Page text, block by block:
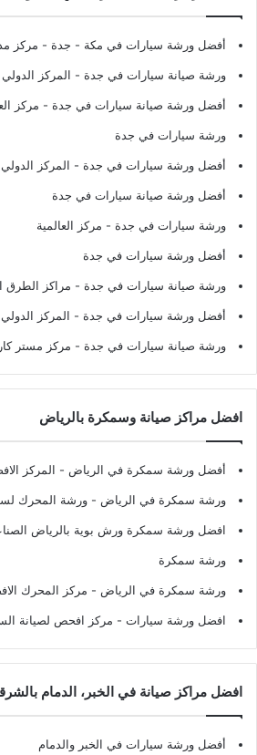
أفضل ورشة سيارات في مكة - جدة - مركز
ورشة صيانة سيارات في جدة - المركز
أفضل ورشة صيانة سيارات في جدة - مركز
ورشة سيارات في جدة
أفضل ورشة سيارات في جدة - المركز الدولي
أفضل ورشة صيانة سيارات في جدة
ورشة سيارات في جدة - مركز العالمية
أفضل ورشة سيارات في جدة
ورشة صيانة سيارات في جدة - مراكز الطرق
أفضل ورشة سيارات في جدة - المركز
ورشة صيانة سيارات في جدة - مركز مستر
افضل مراكز صيانة وسمكرة بالرياض
أفضل ورشة سمكرة في الرياض - المركز
ورشة سمكرة في الرياض - ورشة المحرك
افضل ورشة سمكرة ورش بوية بالرياض
ورشة سمكرة
ورشة سمكرة في الرياض - مركز المحرك
افضل ورشة سيارات - مركز افحص لصيانة
افضل مراكز صيانة في الخبر، الدمام
أفضل ورشة سيارات في الخبر والدمام